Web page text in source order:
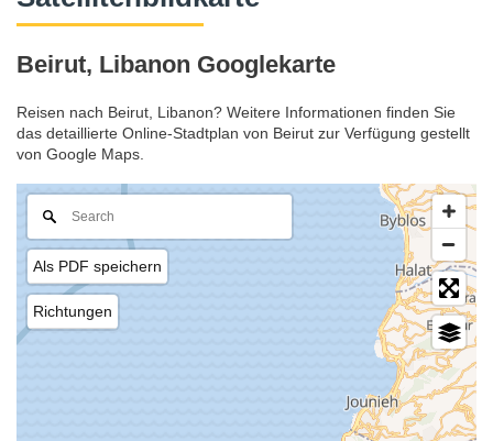
Beirut, Libanon Googlekarte
Reisen nach Beirut, Libanon? Weitere Informationen finden Sie
das detaillierte Online-Stadtplan von Beirut zur Verfügung gestellt
von Google Maps.
Als PDF speichern
Richtungen